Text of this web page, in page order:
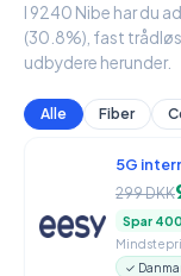
I 9240 Nibe har du
(30.8%), fast
udbydere herunder.
Alle Fiber
5G
299 DKK
Spar
✓